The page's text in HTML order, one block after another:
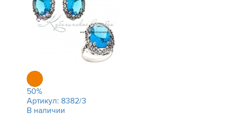
50%
Артикул: 8382/3
В наличии